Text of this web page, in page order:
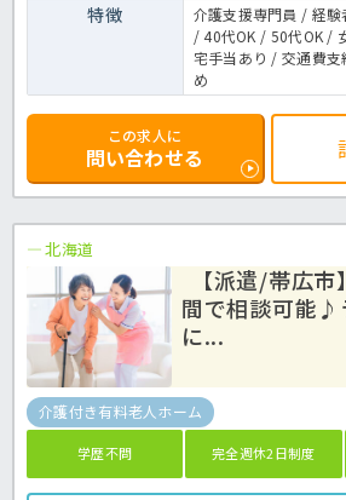
特徴
介護支援専門員 / 経
/ 40代OK / 50代OK /
宅手当あり / 交通費
め
この求人に
問い合わせる
北海道
【派遣/帯広
間で相談可能♪
に...
介護付き有料老人ホーム
学歴不問 完全週休2日制度